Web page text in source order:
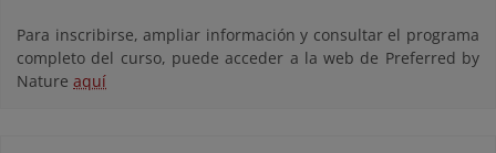
Para inscribirse, ampliar información y consultar el programa
completo del curso, puede acceder a la web de Preferred by
Nature aquí